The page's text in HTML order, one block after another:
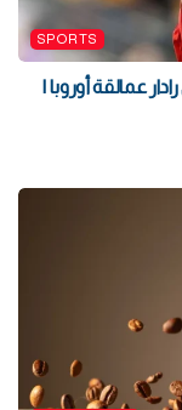
SPORTS
عرب على رادار عمالقة أوروبا |